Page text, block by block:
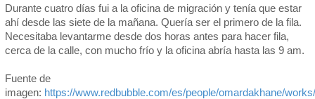
Durante cuatro días fui a la oficina de migración y tenía que estar
ahí desde las siete de la mañana. Quería ser el primero de la fila.
Necesitaba levantarme desde dos horas antes para hacer fila,
cerca de la calle, con mucho frío y la oficina abría hasta las 9 am.
Fuente de
imagen: https://www.redbubble.com/es/people/omardakhane/